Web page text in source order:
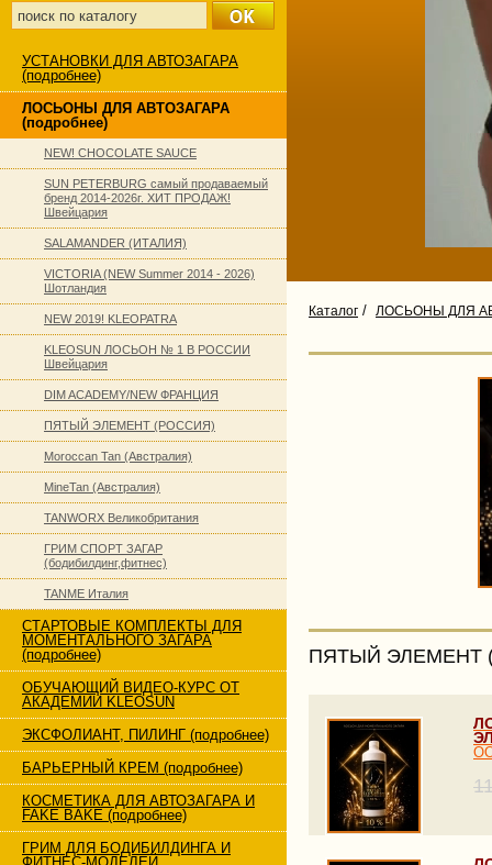
УСТАНОВКИ ДЛЯ АВТОЗАГАРА
(подробнее)
ЛОСЬОНЫ ДЛЯ АВТОЗАГАРА
(подробнее)
NEW! CHOCOLATE SAUCE
SUN PETERBURG самый продаваемый
бренд 2014-2026г. ХИТ ПРОДАЖ!
Швейцария
SALAMANDER (ИТАЛИЯ)
VICTORIA (NEW Summer 2014 - 2026)
Шотландия
NEW 2019! KLEOPATRA
KLEOSUN ЛОСЬОН № 1 В РОССИИ
Швейцария
DIM ACADEMY/NEW ФРАНЦИЯ
ПЯТЫЙ ЭЛЕМЕНТ (РОССИЯ)
Moroccan Tan (Австралия)
MineTan (Австралия)
TANWORX Великобритания
ГРИМ СПОРТ ЗАГАР
(бодибилдинг,фитнес)
TANME Италия
СТАРТОВЫЕ КОМПЛЕКТЫ ДЛЯ
МОМЕНТАЛЬНОГО ЗАГАРА
(подробнее)
ОБУЧАЮЩИЙ ВИДЕО-КУРС ОТ
АКАДЕМИИ KLEOSUN
ЭКСФОЛИАНТ, ПИЛИНГ (подробнее)
БАРЬЕРНЫЙ КРЕМ (подробнее)
КОСМЕТИКА ДЛЯ АВТОЗАГАРА И
FAKE BAKE (подробнее)
ГРИМ ДЛЯ БОДИБИЛДИНГА И
Каталог / ЛОСЬОНЫ ДЛЯ
ПЯТЫЙ ЭЛЕМЕНТ